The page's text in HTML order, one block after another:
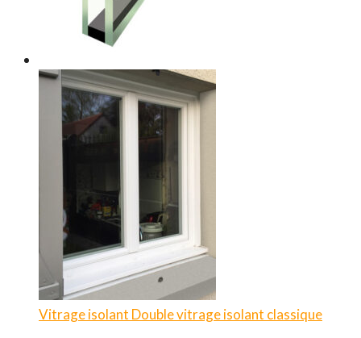
Vitrage isolant Double vitrage isolant classique